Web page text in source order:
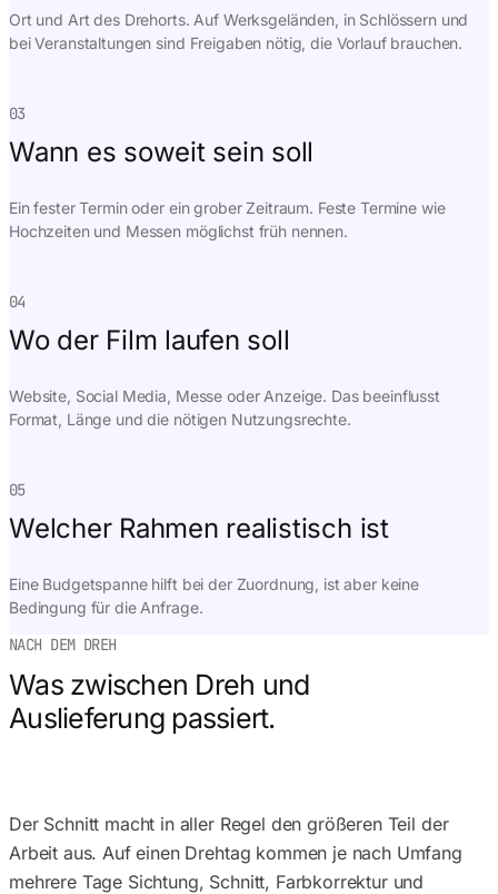
Ort und Art des Drehorts. Auf Werksgeländen, in Schlössern und
bei Veranstaltungen sind Freigaben nötig, die Vorlauf brauchen.
03
Wann es soweit sein soll
Ein fester Termin oder ein grober Zeitraum. Feste Termine wie
Hochzeiten und Messen möglichst früh nennen.
04
Wo der Film laufen soll
Website, Social Media, Messe oder Anzeige. Das beeinflusst
Format, Länge und die nötigen Nutzungsrechte.
05
Welcher Rahmen realistisch ist
Eine Budgetspanne hilft bei der Zuordnung, ist aber keine
Bedingung für die Anfrage.
NACH DEM DREH
Was zwischen Dreh und
Auslieferung passiert.
Der Schnitt macht in aller Regel den größeren Teil der
Arbeit aus. Auf einen Drehtag kommen je nach Umfang
mehrere Tage Sichtung, Schnitt, Farbkorrektur und